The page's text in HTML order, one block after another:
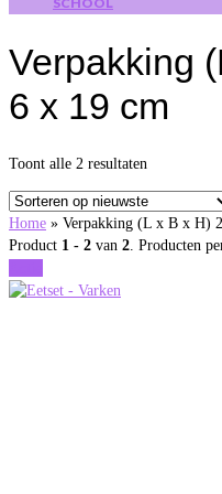
Verpakking
6 x 19 cm
Toont alle 2 resultaten
nieuwste
Home » Verpakking (L x B x H)
Product 1 - 2 van 2 . Producten